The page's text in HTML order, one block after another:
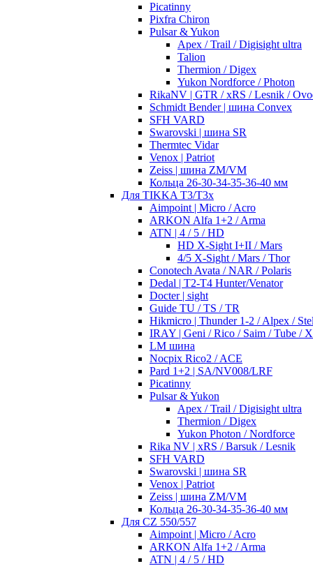
Picatinny
Pixfra Chiron
Pulsar & Yukon
Apex / Trail / Digisight ultra
Talion
Thermion / Digex
Yukon Nordforce / Photon
RikaNV | GTR / xRS / Lesnik /
Schmidt Bender | шина Convex
SFH VARD
Swarovski | шина SR
Thermtec Vidar
Venox | Patriot
Zeiss | шина ZM/VM
Кольца 26-30-34-35-36-40 мм
Для TIKKA T3/T3x
Aimpoint | Micro / Acro
ARKON Alfa 1+2 / Arma
ATN | 4 / 5 / HD
HD X-Sight I+II / Mars
4/5 X-Sight / Mars / Thor
Conotech Avata / NAR / Polaris
Dedal | T2-T4 Hunter/Venator
Docter | sight
Guide TU / TS / TR
Hikmicro | Thunder 1-2 / Alpex /
IRAY | Geni / Rico / Saim / Tube /
LM шина
Nocpix Rico2 / ACE
Pard 1+2 | SA/NV008/LRF
Picatinny
Pulsar & Yukon
Apex / Trail / Digisight ultra
Thermion / Digex
Yukon Photon / Nordforce
Rika NV | xRS / Barsuk / Lesnik
SFH VARD
Swarovski | шина SR
Venox | Patriot
Zeiss | шина ZM/VM
Кольца 26-30-34-35-36-40 мм
Для CZ 550/557
Aimpoint | Micro / Acro
ARKON Alfa 1+2 / Arma
ATN | 4 / 5 / HD